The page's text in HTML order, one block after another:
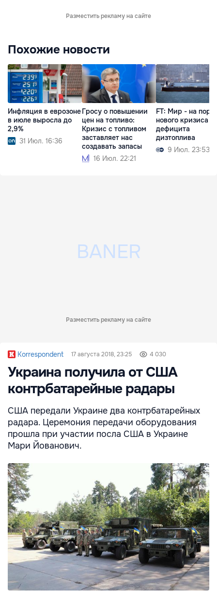
Разместить рекламу на сайте
Похожие новости
Инфляция в еврозоне
в июле выросла до
2,9%
31 Июл. 16:36
Гросу о повышении
цен на топливо:
Кризис с топливом
заставляет нас
создавать запасы
16 Июл. 22:21
FT: Мир - на
нового кризиса
дефицита
дизтоплива
9 Июл. 23:53
Разместить рекламу на сайте
Korrespondent 17 августа 2018, 23:25 4 030
Украина получила от США
контрбатарейные радары
США передали Украине два контрбатарейных
радара. Церемония передачи оборудования
прошла при участии посла США в Украине
Мари Йованович.